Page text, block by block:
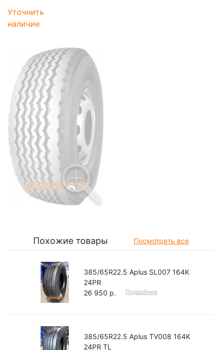
Уточнить
наличие
Похожие товары Посмотреть все
385/65R22.5 Aplus SL007 164K
24PR
26 950 р.
Подробнее
385/65R22.5 Aplus TV008 164K
24PR TL